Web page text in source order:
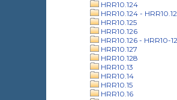
HRR10.124
HRR10.124 -
HRR10.125
HRR10.126
HRR10.126 - HRR10-
HRR10.127
HRR10.128
HRR10.13
HRR10.14
HRR10.15
HRR10.16